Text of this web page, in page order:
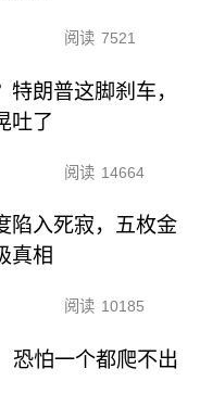
阅读 7521
特朗普这脚刹车，
吐了
阅读 14664
陷入死寂，五枚金
真相
阅读 10185
恐怕一个都爬不出